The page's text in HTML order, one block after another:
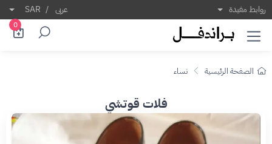
روابط مفيدة عربى /
SAR
0
الصفحة الرئيسية نساء
فلات قوتشي